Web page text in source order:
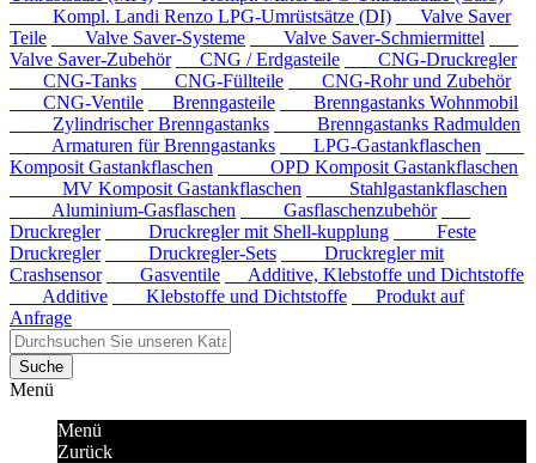
Kompl. Landi Renzo LPG-Umrüstsätze (DI)
Valve Saver
Teile
Valve Saver-Systeme
Valve Saver-Schmiermittel
Valve Saver-Zubehör
CNG / Erdgasteile
CNG-Druckregler
CNG-Tanks
CNG-Füllteile
CNG-Rohr und Zubehör
CNG-Ventile
Brenngasteile
Brenngastanks Wohnmobil
Zylindrischer Brenngastanks
Brenngastanks Radmulden
Armaturen für Brenngastanks
LPG-Gastankflaschen
Komposit Gastankflaschen
OPD Komposit Gastankflaschen
MV Komposit Gastankflaschen
Stahlgastankflaschen
Aluminium-Gasflaschen
Gasflaschenzubehör
Druckregler
Druckregler mit Shell-kupplung
Feste
Druckregler
Druckregler-Sets
Druckregler mit
Crashsensor
Gasventile
Additive, Klebstoffe und Dichtstoffe
Additive
Klebstoffe und Dichtstoffe
Produkt auf
Anfrage
Suche
Menü
Menü
Zurück